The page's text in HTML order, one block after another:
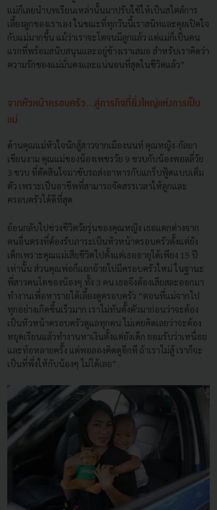
แม่ก็เลยนำบทเรียนเหล่านั้นมาปรับใช้ให้เป็นสไตล์การ
เลี้ยงลูกของเราเอง ในขณะที่ทุกวันนี้เราสนิทและคุยเปิดใจ
กับแม่มากขึ้น แม้ว่าเราจะโตจนมีลูกแล้ว แต่แม่ก็เป็นคน
แรกที่พร้อมสนับสนุนและอยู่ข้างเราเสมอ สำหรับเราคิดว่า
ความรักของแม่มั่นคงและแน่นอนที่สุดในชีวิตแล้ว”
จากหัวหน้าครอบครัว...สู่ภารกิจที่ยิ่งใหญ่แห่งการเป็น
แม่
ด้านคุณแม่หัวใจนักสู้สาวจากเมืองนนท์ คุณหญิง-กัลยา
เขียนงาม คุณแม่ของน้องเพชรวัย 9 ขวบกับน้องพอลลี่วัย
3 ขวบ ที่ตัดสินใจมาขับรถส่งอาหารกับแกร็บฟู้ดแบบเต็ม
ตัว เพราะเป็นอาชีพที่สามารถจัดสรรเวลาให้ลูกและ
ครอบครัวได้ดีที่สุด
ย้อนกลับไปช่วงชีวิตวัยรุ่นของคุณหญิง เธอแตกต่างจาก
คนอื่นตรงที่ต้องรับภาระเป็นหัวหน้าครอบครัวตั้งแต่ยัง
เด็กเพราะคุณแม่เสียชีวิตไปตั้งแต่เธออายุได้เพียง 15 ปี
เท่านั้น ส่วนคุณพ่อก็แยกย้ายไปมีครอบครัวใหม่ ในฐานะ
พี่สาวคนโตของน้องๆ ทั้ง 3 คน เธอจึงต้องเสียสละออกมา
ทำงานเพื่อหารายได้เลี้ยงดูครอบครัว “ตอนที่แม่จากไป
ทุกอย่างเกิดขึ้นเร็วมาก เราไม่ทันตั้งตัวมาก่อนว่าจะต้อง
เป็นหัวหน้าครอบครัวดูแลทุกคน ไม่เคยคิดเลยว่าจะต้อง
หยุดเรียนแล้วทำงานหาเงินตั้งแต่ยังเด็ก ยอมรับว่าเหนื่อย
และท้อหลายครั้ง แต่พอลองคิดดูอีกที ถ้าเราไม่สู้ เราก็จะ
เป็นที่พึ่งให้กับน้องๆ ไม่ได้เลย”